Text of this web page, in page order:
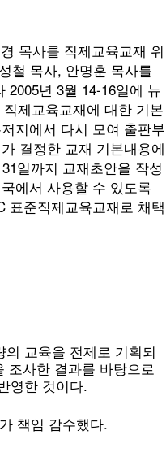
목사를 직제교육교재 위
철 목사, 안명훈 목사를
년 3월 14-16일에 뉴
제교육교재에 대한 기본
지에서 다시 모여 출판부
결정한 교재 기본내용에
일까지 교재초안을 작성
에서 사용할 수 있도록
표준직제교육교재로 채택
교육을 전제로 기획되
조사한 결과를 바탕으로
영한 것이다.
책임 감수했다.